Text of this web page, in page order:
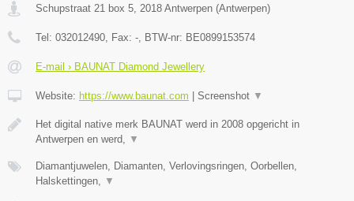
Schupstraat 21 box 5, 2018 Antwerpen (Antwerpen)
Tel: 032012490, Fax: -, BTW-nr: BE0899153574
E-mail › BAUNAT Diamond Jewellery
Website: https://www.baunat.com Screenshot ▼
Het digital native merk BAUNAT werd in 2008 opgericht in
Antwerpen en werd, ▼
Diamantjuwelen, Diamanten, Verlovingsringen, Oorbellen,
Halskettingen, ▼